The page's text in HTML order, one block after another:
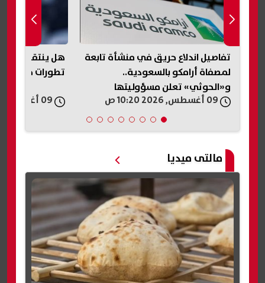
تفاصيل اندلاع حريق في منشأة تابعة
لمصفاة أرامكو بالسعودية..
و«الحوثي» تعلن مسؤوليتها
هل ينتقل عمر
تطورات جديدة
مالتى ميديا